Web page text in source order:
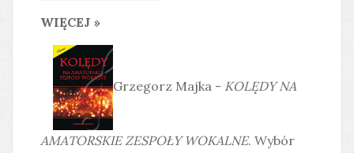
WIĘCEJ »
Grzegorz Majka - KOLĘDY NA
AMATORSKIE ZESPOŁY WOKALNE. Wybór